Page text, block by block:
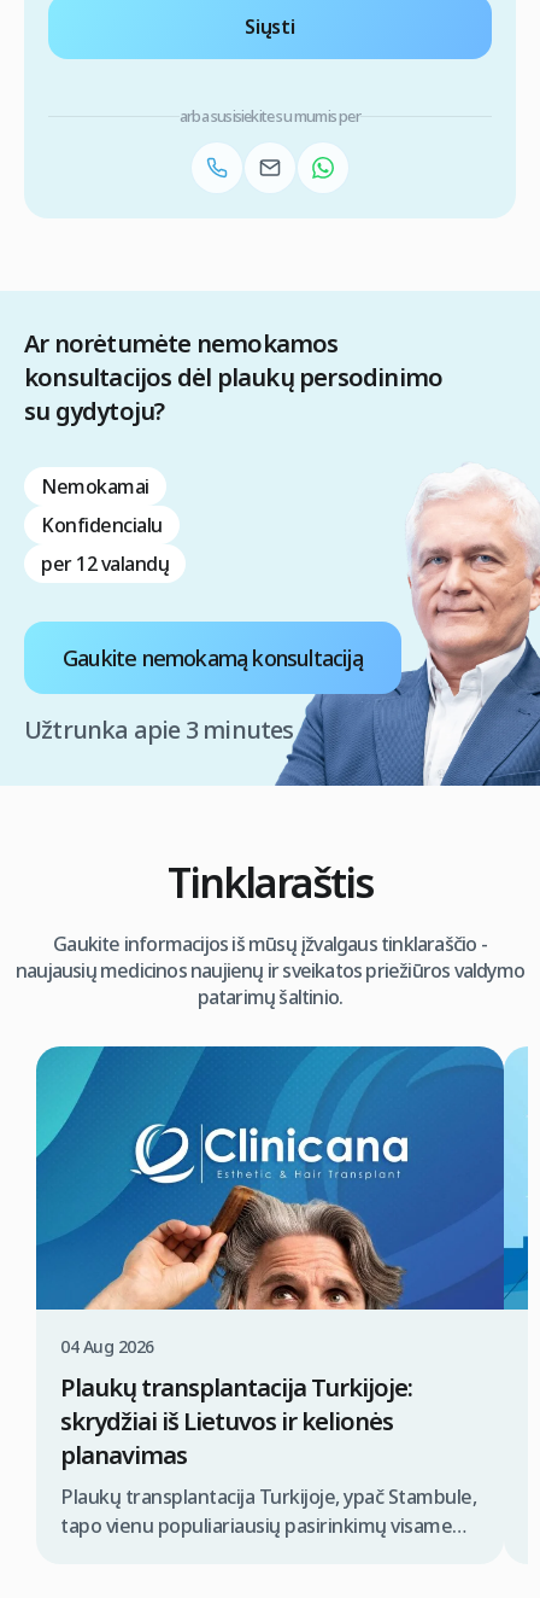
Siųsti
arba susisiekite su mumis per
Ar norėtumėte nemokamos
konsultacijos dėl plaukų persodinimo
su gydytoju?
Nemokamai
Konfidencialu
per 12 valandų
Gaukite nemokamą konsultaciją
Užtrunka apie 3 minutes
Tinklaraštis
Gaukite informacijos iš mūsų įžvalgaus tinklaraščio -
naujausių medicinos naujienų ir sveikatos priežiūros valdymo
patarimų šaltinio.
04 Aug 2026
Plaukų transplantacija Turkijoje:
skrydžiai iš Lietuvos ir kelionės
planavimas
Plaukų transplantacija Turkijoje, ypač Stambule,
tapo vienu populiariausių pasirinkimų visame